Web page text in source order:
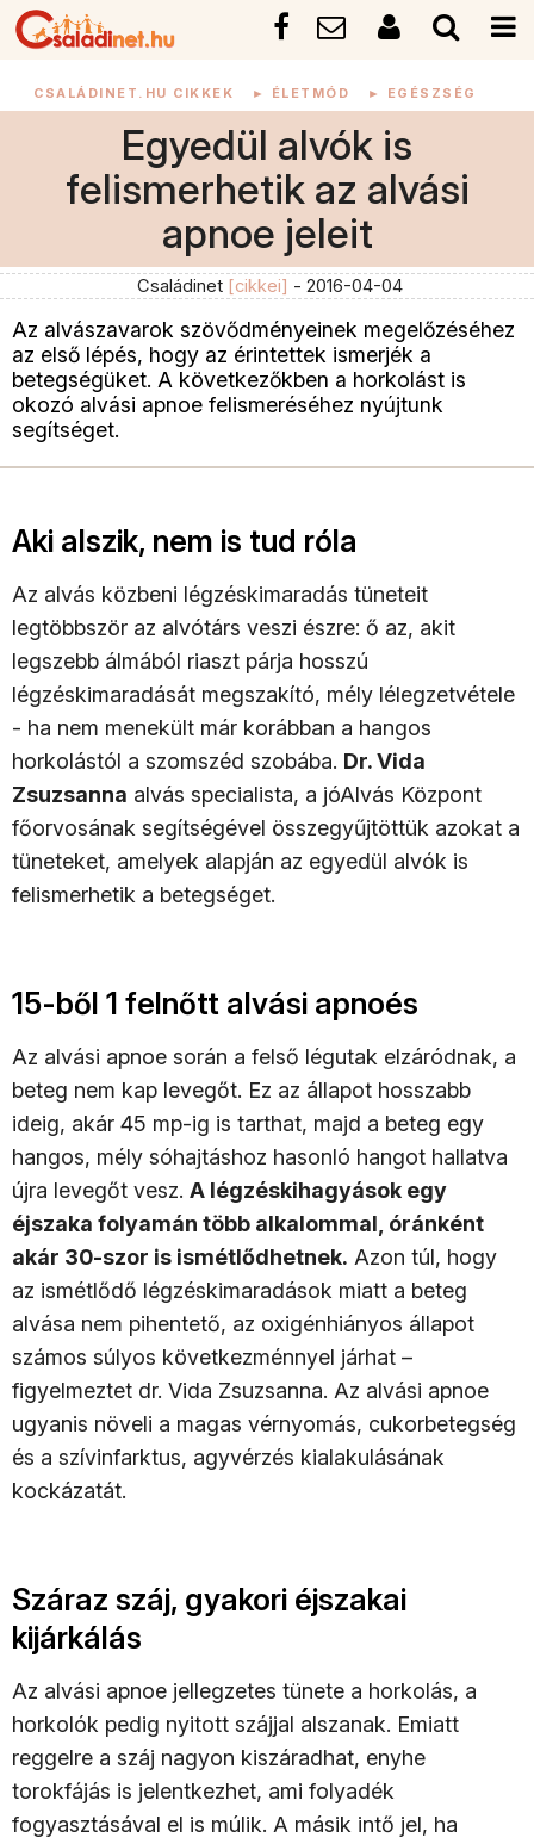
CSALÁDINET.HU CIKKEK ► ÉLETMÓD ► EGÉSZSÉG
Egyedül alvók is
felismerhetik az alvási
apnoe jeleit
Családinet [cikkei] - 2016-04-04
Az alvászavarok szövődményeinek megelőzéséhez
az első lépés, hogy az érintettek ismerjék a
betegségüket. A következőkben a horkolást is
okozó alvási apnoe felismeréséhez nyújtunk
segítséget.
Aki alszik, nem is tud róla
Az alvás közbeni légzéskimaradás tüneteit
legtöbbször az alvótárs veszi észre: ő az, akit
legszebb álmából riaszt párja hosszú
légzéskimaradását megszakító, mély lélegzetvétele
- ha nem menekült már korábban a hangos
horkolástól a szomszéd szobába. Dr. Vida
Zsuzsanna alvás specialista, a jóAlvás Központ
főorvosának segítségével összegyűjtöttük azokat a
tüneteket, amelyek alapján az egyedül alvók is
felismerhetik a betegséget.
15-ből 1 felnőtt alvási apnoés
Az alvási apnoe során a felső légutak elzáródnak, a
beteg nem kap levegőt. Ez az állapot hosszabb
ideig, akár 45 mp-ig is tarthat, majd a beteg egy
hangos, mély sóhajtáshoz hasonló hangot hallatva
újra levegőt vesz. A légzéskihagyások egy
éjszaka folyamán több alkalommal, óránként
akár 30-szor is ismétlődhetnek. Azon túl, hogy
az ismétlődő légzéskimaradások miatt a beteg
alvása nem pihentető, az oxigénhiányos állapot
számos súlyos következménnyel járhat –
figyelmeztet dr. Vida Zsuzsanna. Az alvási apnoe
ugyanis növeli a magas vérnyomás, cukorbetegség
és a szívinfarktus, agyvérzés kialakulásának
kockázatát.
Száraz száj, gyakori éjszakai
kijárkálás
Az alvási apnoe jellegzetes tünete a horkolás, a
horkolók pedig nyitott szájjal alszanak. Emiatt
reggelre a száj nagyon kiszáradhat, enyhe
torokfájás is jelentkezhet, ami folyadék
fogyasztásával el is múlik. A másik intő jel, ha